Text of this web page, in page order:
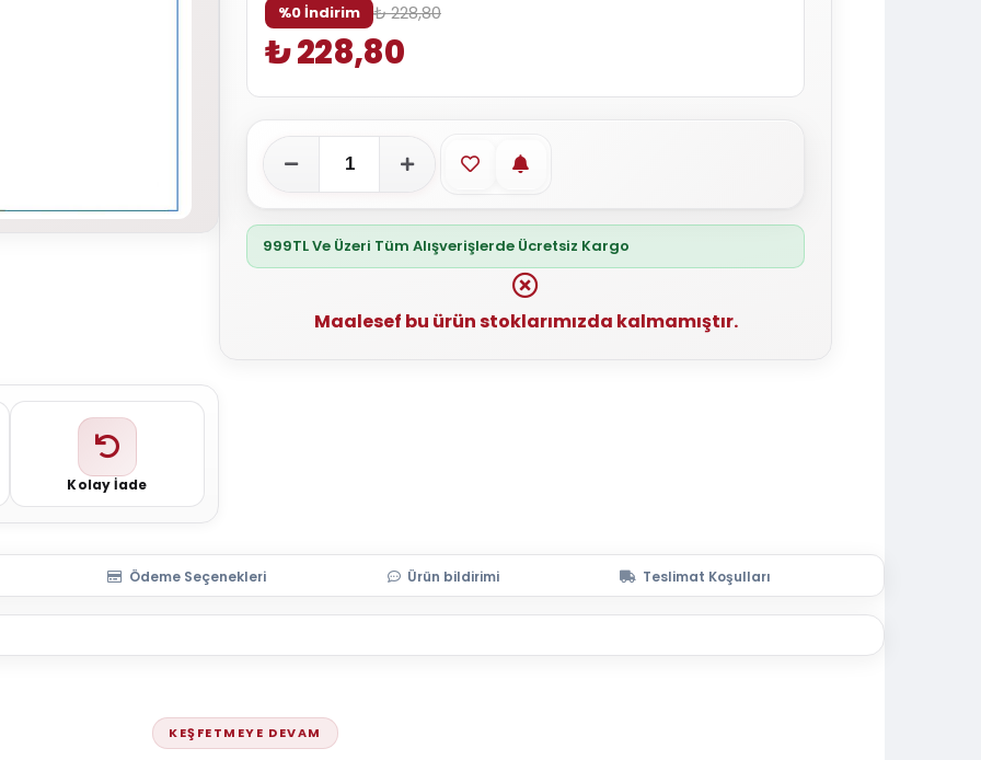
Kolay İade
%0 İndirim ₺ 228,80
₺ 228,80
Favorilere ekle
Stoğa gelince haber ver
999TL Ve Üzeri Tüm Alışverişlerde Ücretsiz Kargo
Maalesef bu ürün stoklarımızda kalmamıştır.
Ödeme Seçenekleri Ürün bildirimi Teslimat Koşulları
KEŞFETMEYE DEVAM